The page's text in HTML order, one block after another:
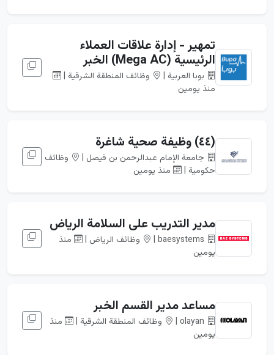
تمهير - إدارة علاقات العملاء
الرئيسية (Mega AC) الخبر
بوبا العربية |
وظائف المنطقة الشرقية |
منذ يومين
(٤٤) وظيفة صحية شاغرة
جامعة الإمام عبدالرحمن بن فيصل |
وظائف
حكومية |
منذ يومين
مدير التدريب على السلامة الرياض
baesystems | وظائف الرياض |
منذ
يومين
مساعد مدير القسم الخبر
olayan | وظائف المنطقة الشرقية |
منذ
يومين